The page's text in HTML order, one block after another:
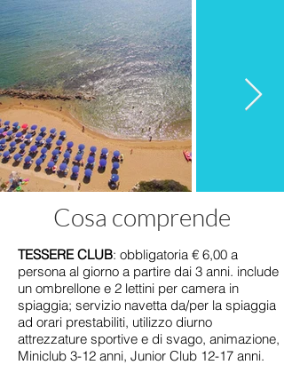
Cosa comprende
TESSERE CLUB: obbligatoria € 6,00 a
persona al giorno a partire dai 3 anni. include
un ombrellone e 2 lettini per camera in
spiaggia; servizio navetta da/per la spiaggia
ad orari prestabiliti, utilizzo diurno
attrezzature sportive e di svago, animazione,
Miniclub 3-12 anni, Junior Club 12-17 anni.